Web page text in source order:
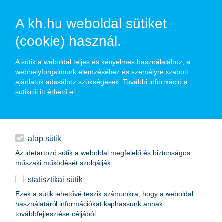
English
hírek és hivatalos
közzétételek
K&H: ezermilliárdos lépések a
lakáshitelpiacon - mekkora volt a
A kh.hu weboldal sütiket
(cookie) használ.
A sütik a weboldal teljes és kényelmes használatához, a
webhelyforgalmunk elemzéséhez és személyre szabott
ajánlatok adásához szükségesek. További információ a
sütikről itt érhető el
alap sütik
Az idetartozó sütik a weboldal megfelelő és biztonságos
műszaki működését szolgálják.
statisztikai sütik
Ezek a sütik lehetővé teszik számunkra, hogy a weboldal
használatáról információkat kaphassunk annak
továbbfejlesztése céljából.